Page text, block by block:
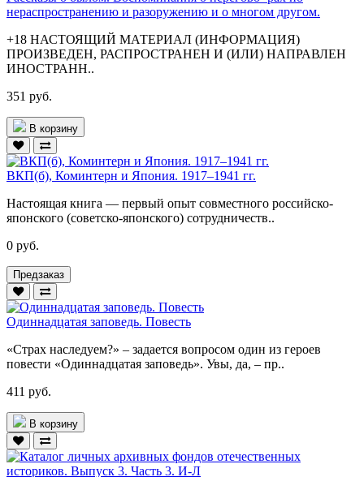
нераспространению и разоружению и о многом другом.
+18 НАСТОЯЩИЙ МАТЕРИАЛ (ИНФОРМАЦИЯ)
ПРОИЗВЕДЕН, РАСПРОСТРАНЕН И (ИЛИ) НАПРАВЛЕН
ИНОСТРАНН..
351 руб.
В корзину
ВКП(б), Коминтерн и Япония. 1917–1941 гг.
Настоящая книга — первый опыт совместного российско-
японского (советско-японского) сотрудничеств..
0 руб.
Предзаказ
Одиннадцатая заповедь. Повесть
«Страх наследуем?» – задается вопросом один из героев
повести «Одиннадцатая заповедь». Увы, да, – пр..
411 руб.
В корзину